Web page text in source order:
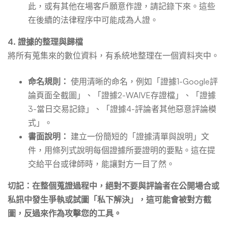
此，或有其他在場客戶願意作證，請記錄下來。這些
在後續的法律程序中可能成為人證。
4. 證據的整理與歸檔
將所有蒐集來的數位資料，有系統地整理在一個資料夾中。
命名規則： 使用清晰的命名，例如「證據1-Google評
論頁面全截圖」、「證據2-WAIVE存證檔」、「證據
3-當日交易記錄」、「證據4-評論者其他惡意評論模
式」。
書面說明： 建立一份簡短的「證據清單與說明」文
件，用條列式說明每個證據所要證明的要點。這在提
交給平台或律師時，能讓對方一目了然。
切記：在整個蒐證過程中，絕對不要與評論者在公開場合或
私訊中發生爭執或試圖「私下解決」，這可能會被對方截
圖，反過來作為攻擊您的工具。